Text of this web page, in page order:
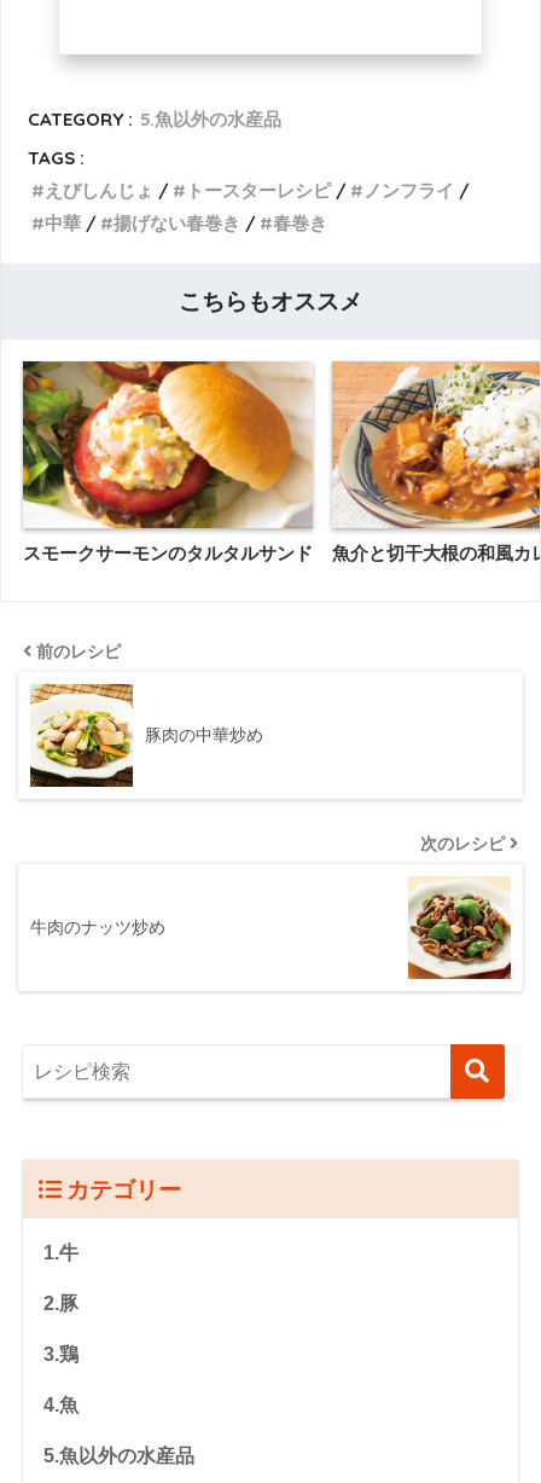
CATEGORY : 5.魚以外の水産品
TAGS :
えびしんじょ
トースターレシピ
ノンフライ
中華
揚げない春巻き 春巻き
こちらもオススメ
スモークサーモンのタルタルサンド 魚介と切干大根の和風カ
前のレシピ
豚肉の中華炒め
次のレシピ
牛肉のナッツ炒め
カテゴリー
1.牛
2.豚
3.鶏
4.魚
5.魚以外の水産品